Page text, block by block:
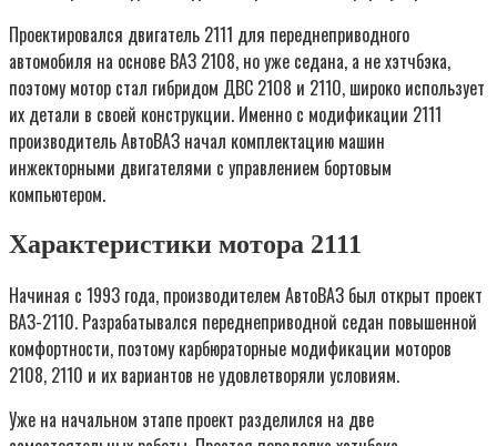
Проектировался двигатель 2111 для переднеприводного
автомобиля на основе ВАЗ 2108, но уже седана, а не хэтчбэка,
поэтому мотор стал гибридом ДВС 2108 и 2110, широко использует
их детали в своей конструкции. Именно с модификации 2111
производитель АвтоВАЗ начал комплектацию машин
инжекторными двигателями с управлением бортовым
компьютером.
Характеристики мотора 2111
Начиная с 1993 года, производителем АвтоВАЗ был открыт проект
ВАЗ-2110. Разрабатывался переднеприводной седан повышенной
комфортности, поэтому карбюраторные модификации моторов
2108, 2110 и их вариантов не удовлетворяли условиям.
Уже на начальном этапе проект разделился на две